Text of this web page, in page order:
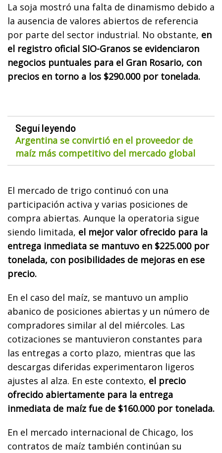
La soja mostró una falta de dinamismo debido a
la ausencia de valores abiertos de referencia
por parte del sector industrial. No obstante, en
el registro oficial SIO-Granos se evidenciaron
negocios puntuales para el Gran Rosario, con
precios en torno a los $290.000 por tonelada.
Seguí leyendo
Argentina se convirtió en el proveedor de
maíz más competitivo del mercado global
El mercado de trigo continuó con una
participación activa y varias posiciones de
compra abiertas. Aunque la operatoria sigue
siendo limitada, el mejor valor ofrecido para la
entrega inmediata se mantuvo en $225.000 por
tonelada, con posibilidades de mejoras en ese
precio.
En el caso del maíz, se mantuvo un amplio
abanico de posiciones abiertas y un número de
compradores similar al del miércoles. Las
cotizaciones se mantuvieron constantes para
las entregas a corto plazo, mientras que las
descargas diferidas experimentaron ligeros
ajustes al alza. En este contexto, el precio
ofrecido abiertamente para la entrega
inmediata de maíz fue de $160.000 por tonelada.
En el mercado internacional de Chicago, los
contratos de maíz también continúan su